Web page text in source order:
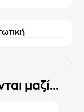
μαζί...